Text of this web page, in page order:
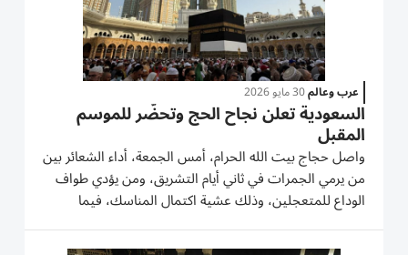
عرب وعالم30 مايو 2026
السعودية تعلن نجاح الحج وتحضّر للموسم
المقبل
واصل حجاج بيت الله الحرام، أمس الجمعة، أداء الشعائر بين
من يرمي الجمرات في ثاني أيام التشريق، ومن يؤدي طواف
الوداع للمتعجلين، وذلك عشية اكتمال المناسك، فيما
أعلنت السعودية، أمس الجمعة، نجاح موسم الحج للعام
الجاري عبر «منظومة متكاملة من الأمن والتنظيم